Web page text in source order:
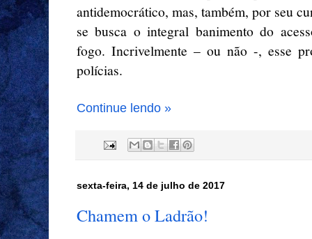
antidemocrático, mas, também, por seu
se busca o integral banimento do
fogo. Incrivelmente – ou não -, esse
polícias.
Continue lendo »
sexta-feira, 14 de julho de 2017
Chamem o Ladrão!